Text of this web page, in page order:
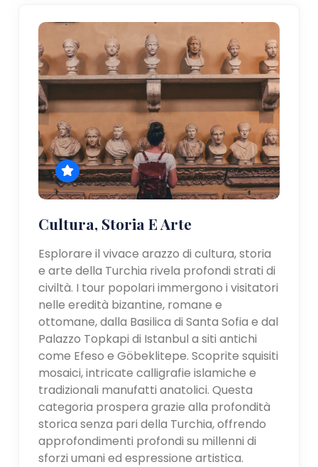
Cultura, Storia E Arte
Esplorare il vivace arazzo di cultura, storia
e arte della Turchia rivela profondi strati di
civiltà. I tour popolari immergono i visitatori
nelle eredità bizantine, romane e
ottomane, dalla Basilica di Santa Sofia e dal
Palazzo Topkapi di Istanbul a siti antichi
come Efeso e Göbeklitepe. Scoprite squisiti
mosaici, intricate calligrafie islamiche e
tradizionali manufatti anatolici. Questa
categoria prospera grazie alla profondità
storica senza pari della Turchia, offrendo
approfondimenti profondi su millenni di
sforzi umani ed espressione artistica.